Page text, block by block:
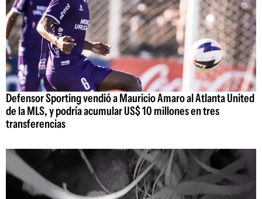
Defensor Sporting vendió a Mauricio Amaro al Atlanta United
de la MLS, y podría acumular US$ 10 millones en tres
transferencias